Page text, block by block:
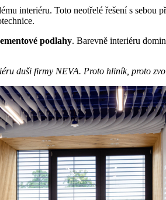
interiéru. Toto neotřelé řešení s sebou
podlahy. Barevně interiéru
duši firmy NEVA. Proto hliník, proto